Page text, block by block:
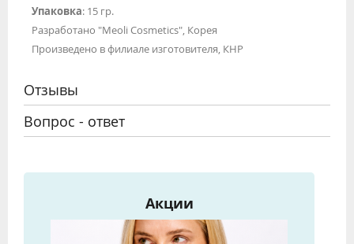
Упаковка: 15 гр.
Разработано "Meoli Cosmetics", Корея
Произведено в филиале изготовителя, КНР
Отзывы
Вопрос - ответ
Акции